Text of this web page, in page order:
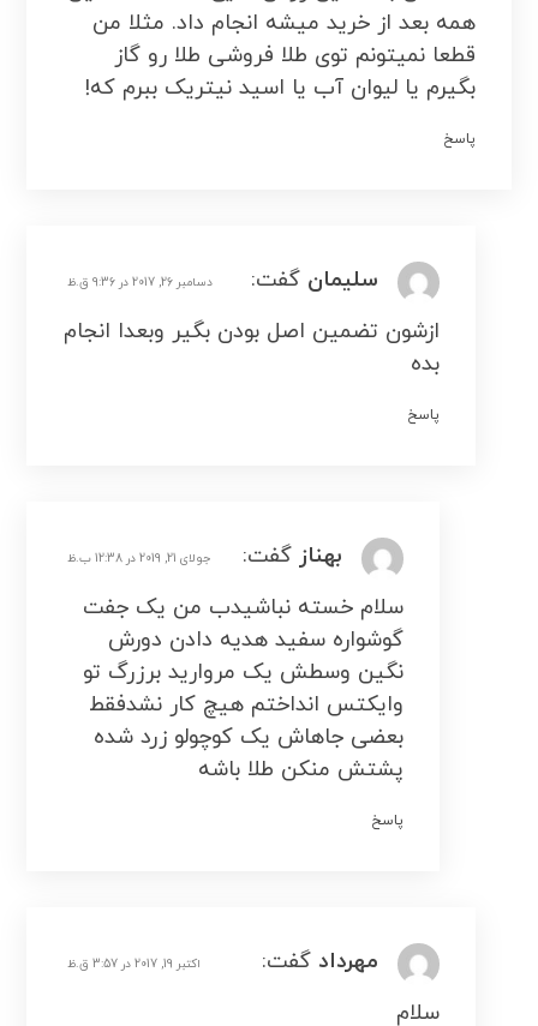
همه بعد از خرید میشه انجام داد. مثلا من
قطعا نمیتونم توی طلا فروشی طلا رو گاز
بگیرم یا لیوان آب یا اسید نیتریک ببرم که!
پاسخ
سلیمان گفت: دسامبر 26, 2017 در 9:36 ق.ظ
ازشون تضمین اصل بودن بگیر وبعدا انجام
بده
پاسخ
بهناز گفت: جولای 21, 2019 در 12:38 ب.ظ
سلام خسته نباشیدب من یک جفت
گوشواره سفید هدیه دادن دورش
نگین وسطش یک مروارید برزرگ تو
وایکتس انداختم هیچ کار نشدفقط
بعضی جاهاش یک کوچولو زرد شده
پشتش منکن طلا باشه
پاسخ
مهرداد گفت: اکتبر 19, 2017 در 3:57 ق.ظ
سلام